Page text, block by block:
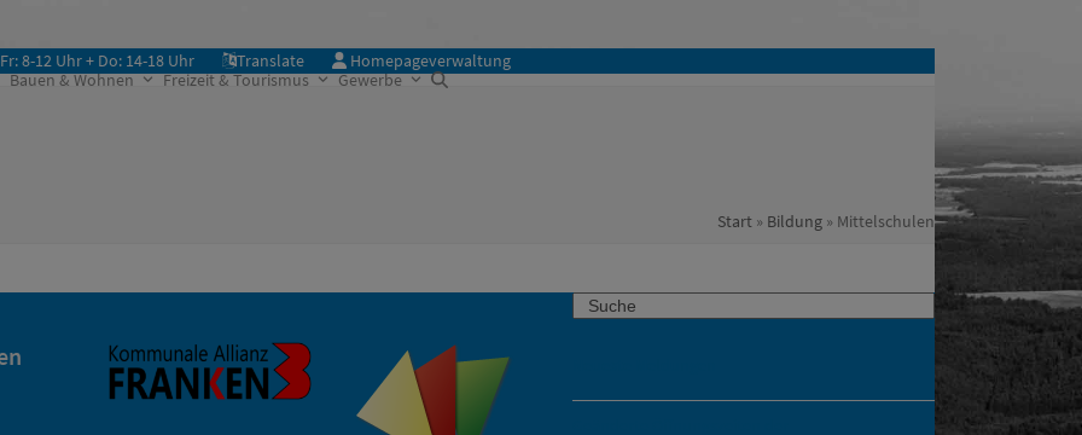
8-12 Uhr + Do: 14-18 Uhr Translate
Homepageverwaltung
Bauen & Wohnen Freizeit & Tourismus Gewerbe
Start » Bildung » Mittelschulen
Search